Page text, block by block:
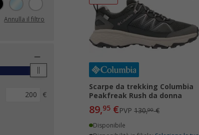
Annulla il filtro
€
Scarpe da trekking Columbia
Peakfreak Rush da donna
89,95 €PVP130,00€
Disponibile